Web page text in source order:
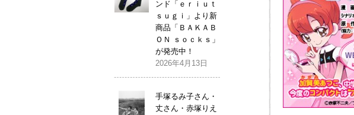
ンド「ｅｒｉｕｔ
ｓｕｇｉ」より新
商品「ＢＡＫＡＢ
ＯＮ ｓｏｃｋｓ」
が発売中！
2026年4月13日
手塚るみ子さん・
丈さん・赤塚りえ